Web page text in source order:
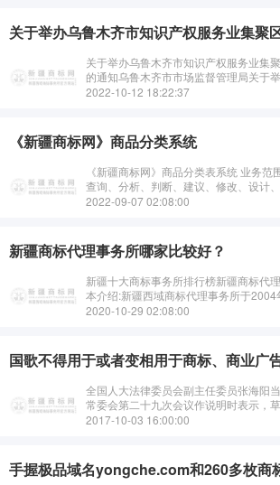
关于举办乌鲁木齐市知识产权服务业集
的通知乌鲁木齐市市场监督管理局关于
服务业集聚区服务机构调研座谈会的通
2022-10-12 18:22:37
《新疆商标网》商品分类系统
《新疆商标网》商品分类表系统 业务范
查询、分析、判断、建议、修改、设计
档、回复、解答、争议、复审、发证、
2022-09-07 02:08:00
新疆商标代理事务所哪家比较好？
新疆十大商标事务所排行榜新疆商标代
本介绍:新疆西域商标代理事务所于2004
产权领域从业多年的维、汉企业法律咨
2020-10-29 02:08:00
国歌不得用于或者变相用于商标、商业广
全国人大法律委员会副主任委员张海阳
常委会第二十九次会议作说明时表示，
歌的场合和情形作了规定。有的常委会组
2017-10-03 16:00:00